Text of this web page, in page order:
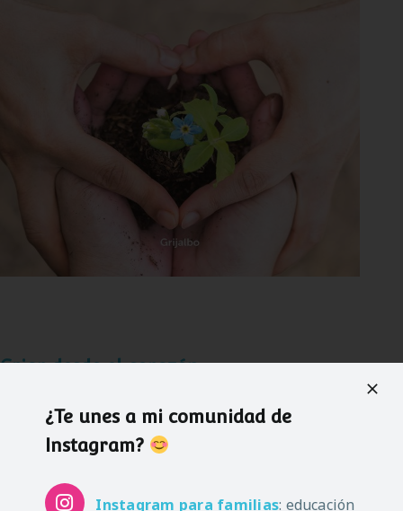
Criar desde el corazón
Autoras: Beatriz M. Muñoz y Nitdia Aznárez
Las autoras combinan los principios de la Disciplina
Positiva y del método Montessori para construir un
entorno seguro, alentador y de calma familiar para
¿Te unes a mi comunidad de
Instagram?
Instagram para familias: educación